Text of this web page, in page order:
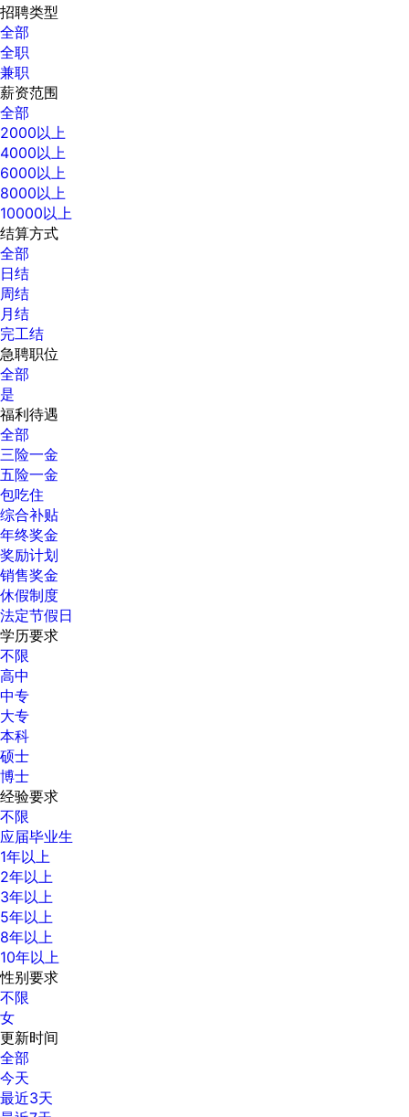
招聘类型
全部
全职
兼职
薪资范围
全部
2000以上
4000以上
6000以上
8000以上
10000以上
结算方式
全部
日结
周结
月结
完工结
急聘职位
全部
是
福利待遇
全部
三险一金
五险一金
包吃住
综合补贴
年终奖金
奖励计划
销售奖金
休假制度
法定节假日
学历要求
不限
高中
中专
大专
本科
硕士
博士
经验要求
不限
应届毕业生
1年以上
2年以上
3年以上
5年以上
8年以上
10年以上
性别要求
不限
女
更新时间
全部
今天
最近3天